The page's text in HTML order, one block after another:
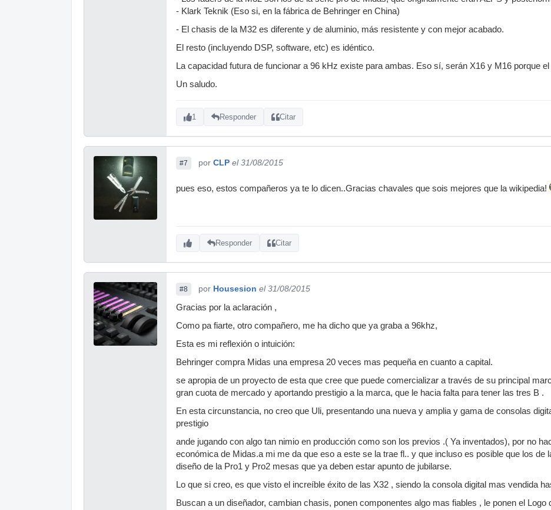
- Klark Teknik (Eso si, en la fábrica de Behringer en China)
- El chasis de la M32 es diferente y de aluminio, más resistente y con mejor acabado.
El resto (incluyendo DSP, software, etc) es idéntico.
La capacidad futura de funcionar a 96 kHz existe para ambas. Eso sí, serán X16 y M16 porque
Un saludo.
1 Responder Citar
#7 por CLP el 31/08/2015
pues eso, estos compañeros ya te lo dicen..Gracias chavales que sois mejores que la wikipedia!
Responder Citar
#8 por Housesion el 31/08/2015
Gracias por la aclaración ,
Como pa fiarte, otro compañero, me ha dicho que ya graba a 96khz,
Esta es mi reflexión o intuición:
Behringer compra Midas una empresa 20 veces mas pequeña en cuanto a capital.
se apropia de un proyecto de esta que cree que puede comercializar a través de su principal
gran cuota de mercado y aportando prestigio a la marca, que le hacia falta para tener las tres B .
En esta circunstancia, no creo que Uli, presentando una nueva y amplia y gama de consolas
prestigio
ande jugando con algo tan nimio en producción como son los previos .( Ya inventados), por no
económica de Midas.a mi me da que eso a este se la trae fl.. y que incluso es posible que los de
diseño de la Pro1 y Pro2 mesas que ya deben estar apunto de jubilarse.
Lo que si creo, es que visto el increíble éxito de las X32 , siendo la consola digital mas vendida
Buscan a un diseñador, cambian chasis, ponen componentes algo mas fiables , le ponen el